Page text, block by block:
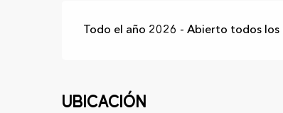
Todo el año 2026 - Abierto todos los
Ubicación